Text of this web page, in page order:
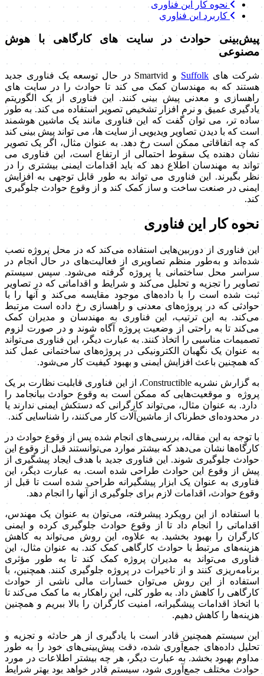
نحوه کار این فناوری
کاربرد این فناوری
پیش‌بینی حوادث در سایت های کارگاهی با هوش
مصنوعی
شرکت های Suffolk
و Smartvid در حال توسعه یک فناوری جدید
هستند که به مهندسان کمک می کند تا حوادث را در سایت های
راهسازی و معدنی پیش بینی کنند. این فناوری از یک الگوریتم
یادگیری عمیق و نرم افزار تشخیص تصویر استفاده می کند. به طور
ساده تر، می توان گفت که این فناوری مانند یک ماشین هوشمند
است که با دیدن تصاویر ویدیویی از سایت ها، می تواند پیش بینی کند
که چه اتفاقاتی ممکن است رخ دهد. به عنوان مثال، اگر یک تصویر
نشان دهنده یک سقوط احتمالی از ارتفاع است، این فناوری می
تواند به مهندسان اطلاع دهد که باید اقدامات ایمنی بیشتری را در
نظر بگیرند. این فناوری می تواند به طور قابل توجهی به افزایش
ایمنی در صنعت ساخت و ساز کمک کند و از وقوع حوادث جلوگیری
کند.
نحوه کار این فناوری
این فناوری از دوربین‌هایی استفاده می‌کند که در محل پروژه نصب
شده‌اند و به‌طور منظم تصاویری از فعالیت‌های در حال انجام در
سراسر محل ساختمانی یا پروژه گرفته می‌شود. سپس سیستم
تصاویر را تجزیه و تحلیل می‌کند و شرایط و اقداماتی که در تصاویر
ثبت شده است را با داده‌های موجود مقایسه می‌کند و آنها را با
حوادثی که در پروژه‌های معدنی و راهسازی رخ داده است مرتبط
می‌کند. به این ترتیب، این فناوری به مهندسان و مدیران کمک
می‌کند تا به راحتی از وضعیت پروژه آگاه شوند و در صورت لزوم
تصمیمات مناسبی را اتخاذ کنند. به عبارت دیگر، این فناوری می‌تواند
به عنوان یک نگهبان الکترونیکی در پروژه‌های ساختمانی عمل کند
که همچنین باعث افزایش ایمنی و بهبود کیفیت کار می‌شود.
به گزارش نشریه Constructible، از این فناوری قابلیت نظارت بر یک
پروژه و موقعیت‌هایی که ممکن است به وقوع حوادث بیانجامد را
دارد. به عنوان مثال، می‌تواند کارگرانی که دستکش‌ ایمنی ندارند یا
در محدوده‌ای خطرناک از ماشین‌آلات کار می‌کنند، را شناسایی کند.
با توجه به این مقاله، بررسی‌های انجام شده پس از وقوع حوادث در
کارگاه‌ها نشان می‌دهد که بیشتر موارد می‌توانستند قبل از وقوع این
حوادث جلوگیری شوند. این فناوری جدید با هدف ایجاد پیشگیری از
پیش از وقوع این حوادث طراحی شده است. به عبارت دیگر، این
فناوری به عنوان یک ابزار پیشگیرانه طراحی شده است تا قبل از
وقوع حوادث، اقدامات لازم برای جلوگیری از آنها را انجام دهد.
با استفاده از این رویکرد پیشرفته، می‌توان به عنوان یک مهندس،
اقداماتی را انجام داد تا از وقوع حوادث جلوگیری کرده و ایمنی
کارگران را بهبود بخشید. به علاوه، این روش می‌تواند به کاهش
هزینه‌های مرتبط با حوادث کارگاهی کمک کند. به عنوان مثال، این
فناوری می‌تواند به مدیران پروژه کمک کند تا به طور مؤثری
برنامه‌ریزی کنند و از تاخیرات در پروژه جلوگیری کنند. همچنین، با
استفاده از این روش می‌توان خسارات مالی ناشی از حوادث
کارگاهی را کاهش داد. به طور کلی، این راهکار به ما کمک می‌کند تا
با اتخاذ اقدامات پیشگیرانه، امنیت کارگران را بالا ببریم و همچنین
هزینه‌ها را کاهش دهیم.
این سیستم همچنین قادر است با یادگیری از هر حادثه و تجزیه و
تحلیل داده‌های جمع‌آوری شده، دقت پیش‌بینی‌های خود را به طور
مداوم بهبود بخشد. به عبارت دیگر، هر چه بیشتر اطلاعات در مورد
حوادث مختلف جمع‌آوری شود، سیستم قادر خواهد بود بهتر شرایط